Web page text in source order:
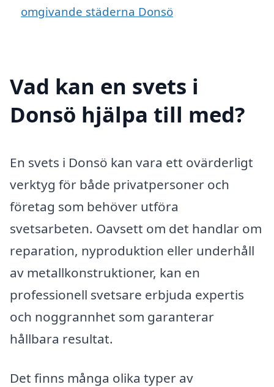
omgivande städerna Donsö
Vad kan en svets i
Donsö hjälpa till med?
En svets i Donsö kan vara ett ovärderligt
verktyg för både privatpersoner och
företag som behöver utföra
svetsarbeten. Oavsett om det handlar om
reparation, nyproduktion eller underhåll
av metallkonstruktioner, kan en
professionell svetsare erbjuda expertis
och noggrannhet som garanterar
hållbara resultat.
Det finns många olika typer av